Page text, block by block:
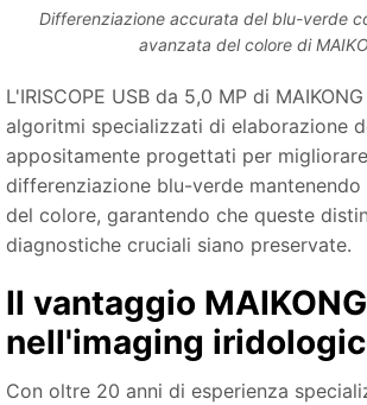
Differenziazione accurata del blu-verde
avanzata del colore di
L'IRISCOPE USB da 5,0 MP di
algoritmi specializzati di elaborazione
appositamente progettati per
differenziazione blu-verde
del colore, garantendo che queste
diagnostiche cruciali siano preservate.
Il vantaggio MAIKONG
nell'imaging
Con oltre 20 anni di esperienza